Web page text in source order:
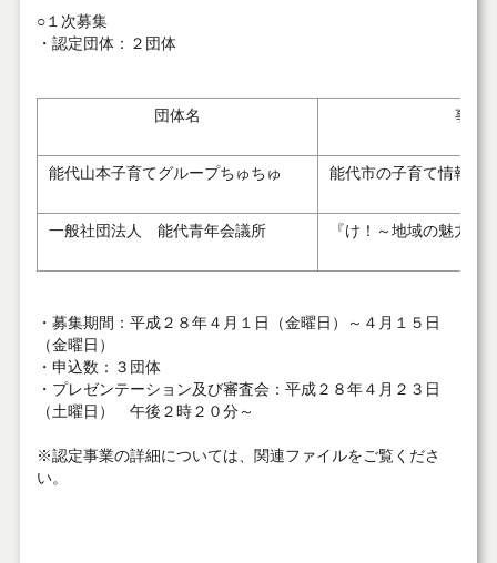
○１次募集
・認定団体：２団体
団体名 事業
能代山本子育てグループちゅちゅ 能代市の子育て情報ホ
一般社団法人 能代青年会議所 『け！～地域の魅力た
・募集期間：平成２８年４月１日（金曜日）～４月１５日
（金曜日）
・申込数：３団体
・プレゼンテーション及び審査会：平成２８年４月２３日
（土曜日） 午後２時２０分～
※認定事業の詳細については、関連ファイルをご覧くださ
い。